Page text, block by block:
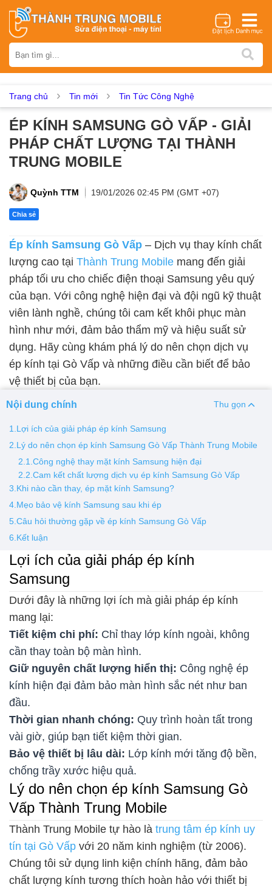
iPhone Samsung Oppo Xiaomi Realme Vivo
Asus Sony Vertu LG Tecno
Dịch vụ sửa chữa
Ép kính
Thay mic Thay rung Thay main Unlock - Mở Khoá
Màn hình Vsmart
Thay pin
Pin iPhone Pin Samsumg Pin Oppo Pin Xiaomi
Pin Realme
Thay vỏ
Vỏ iPhone
Vỏ Huawei
Trang chủ Tin mới Tin Tức Công Nghệ
ÉP KÍNH SAMSUNG GÒ VẤP - GIẢI
PHÁP CHẤT LƯỢNG TẠI THÀNH
TRUNG MOBILE
Quỳnh TTM 19/01/2026 02:45 PM (GMT +07)
Chia sẻ
Ép kính Samsung Gò Vấp – Dịch vụ thay kính chất
lượng cao tại Thành Trung Mobile mang đến giải
pháp tối ưu cho chiếc điện thoại Samsung yêu quý
của bạn. Với công nghệ hiện đại và đội ngũ kỹ thuật
viên lành nghề, chúng tôi cam kết khôi phục màn
hình như mới, đảm bảo thẩm mỹ và hiệu suất sử
dụng. Hãy cùng khám phá lý do nên chọn dịch vụ
ép kính tại Gò Vấp và những điều cần biết để bảo
vệ thiết bị của bạn.
Nội dung chính Thu gọn
1.Lợi ích của giải pháp ép kính Samsung
2.Lý do nên chọn ép kính Samsung Gò Vấp Thành Trung Mobile
2.1.Công nghệ thay mặt kính Samsung hiện đại
2.2.Cam kết chất lượng dịch vụ ép kính Samsung Gò Vấp
3.Khi nào cần thay, ép mặt kính Samsung?
4.Mẹo bảo vệ kính Samsung sau khi ép
5.Câu hỏi thường gặp về ép kính Samsung Gò Vấp
6.Kết luận
Lợi ích của giải pháp ép kính
Samsung
Dưới đây là những lợi ích mà giải pháp ép kính
mang lại:
Tiết kiệm chi phí: Chỉ thay lớp kính ngoài, không
cần thay toàn bộ màn hình.
Giữ nguyên chất lượng hiển thị: Công nghệ ép
kính hiện đại đảm bảo màn hình sắc nét như ban
đầu.
Thời gian nhanh chóng: Quy trình hoàn tất trong
vài giờ, giúp bạn tiết kiệm thời gian.
Bảo vệ thiết bị lâu dài: Lớp kính mới tăng độ bền,
chống trầy xước hiệu quả.
Lý do nên chọn ép kính Samsung Gò
Vấp Thành Trung Mobile
Thành Trung Mobile tự hào là trung tâm ép kính uy
tín tại Gò Vấp với 20 năm kinh nghiệm (từ 2006).
Chúng tôi sử dụng linh kiện chính hãng, đảm bảo
chất lượng kính tương thích hoàn hảo với thiết bị